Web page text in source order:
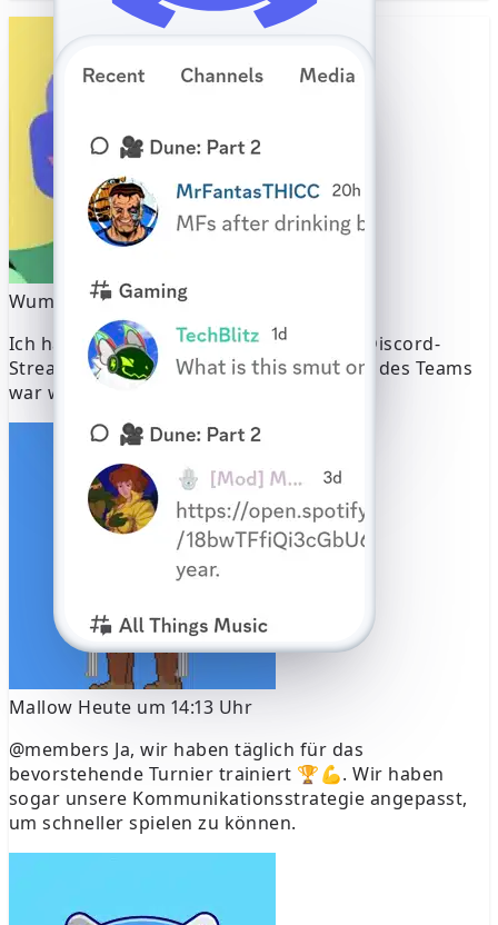
Discord-Code764676
Verify +49 160 1234567
Warten auf die automatische
Erkennung einer SMS, die an +1
(555) 123-4567 gesendet wurde.
Falsche Nummer?
6-stelligen Code eingeben
Rufen Sie mich an
Wumpus
Heute um 14:13 Uhr
Ich habe gestern Abend deinen E-Sport-Discord-
Stream gesehen 🎮🔥 – die Koordination des Teams
war wahnsinnig!
Mallow Heute um 14:13 Uhr
@members Ja, wir haben täglich für das
bevorstehende Turnier trainiert 🏆💪. Wir haben
sogar unsere Kommunikationsstrategie angepasst,
um schneller spielen zu können.